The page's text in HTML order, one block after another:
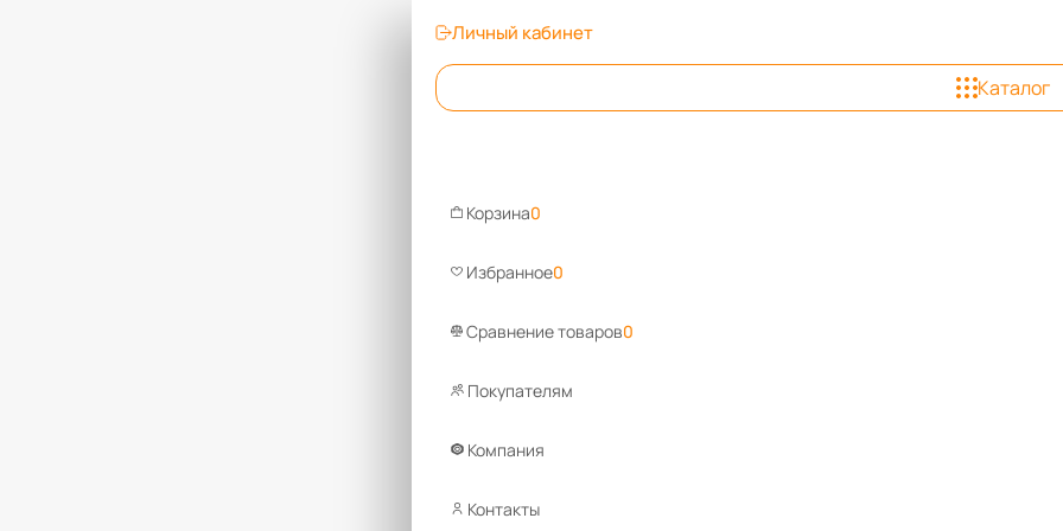
Личный кабинет
Каталог
Корзина0
Избранное0
Сравнение товаров0
Покупателям
Компания
Контакты